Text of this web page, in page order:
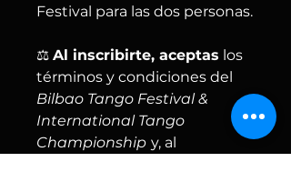
Festival para las dos personas.
⚖️ Al inscribirte, aceptas los
términos y condiciones del
Bilbao Tango Festival &
International Tango
Championship y, al